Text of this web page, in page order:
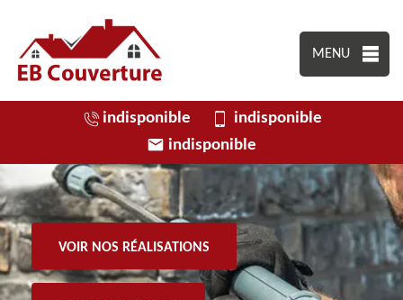
MENU
indisponible
indisponible
indisponible
VOIR NOS RÉALISATIONS